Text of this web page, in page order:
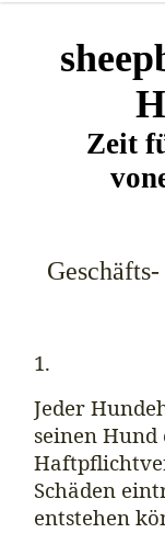
Zeit
1.
Jeder
seinen
Schäden
entstehen